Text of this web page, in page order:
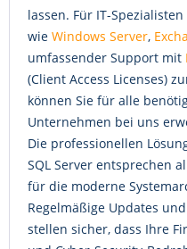
lassen. Für IT-
wie Windows Server,
umfassender Support mit
(Client Access Licenses)
können Sie für alle
Unternehmen bei uns
Die professionellen
SQL Server entsprechen
für die moderne
Regelmäßige Updates
stellen sicher, dass Ihre